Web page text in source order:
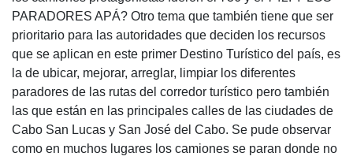
PARADORES APÁ? Otro tema que también tiene que ser
prioritario para las autoridades que deciden los recursos
que se aplican en este primer Destino Turístico del país, es
la de ubicar, mejorar, arreglar, limpiar los diferentes
paradores de las rutas del corredor turístico pero también
las que están en las principales calles de las ciudades de
Cabo San Lucas y San José del Cabo. Se pude observar
como en muchos lugares los camiones se paran donde no